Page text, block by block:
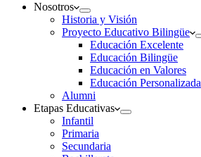
Nosotros
Historia y Visión
Proyecto Educativo Bilingüe
Educación Excelente
Educación Bilingüe
Educación en Valores
Educación Personalizada
Alumni
Etapas Educativas
Infantil
Primaria
Secundaria